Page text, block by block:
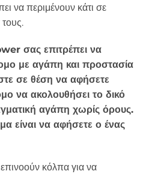
να περιμένουν κάτι σε
σας επιτρέπει να
με αγάπη και προστασία
σε θέση να αφήσετε
να ακολουθήσει το δικό
αγάπη χωρίς όρους.
είναι να αφήσετε ο ένας
κόλπα για να